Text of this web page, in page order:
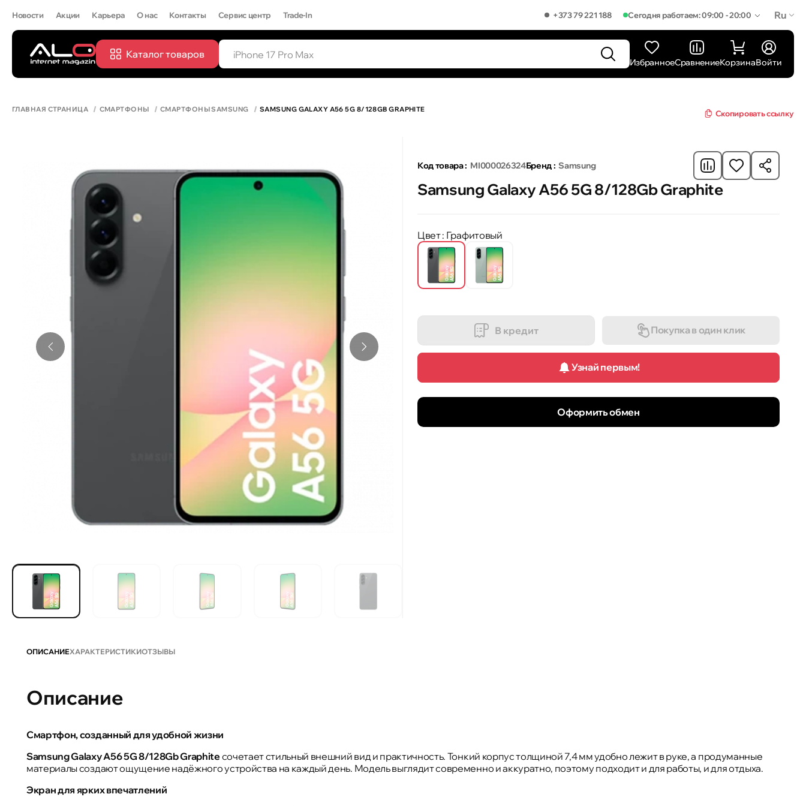
Новости Акции Карьера О нас Контакты Сервис центр Trade-In +373 79 221 188 Сегодня работаем: 09:00 - 20:00 Ru
Каталог товаров
ИзбранноеСравнениеКорзинаВойти
ГЛАВНАЯ СТРАНИЦА СМАРТФОНЫ СМАРТФОНЫ SAMSUNG SAMSUNG GALAXY A56 5G 8/128GB GRAPHITE Скопировать ссылку
НЕТ В НАЛИЧИИ
Код товара : MI000026324Бренд : Samsung
Samsung Galaxy A56 5G 8/128Gb Graphite
Цвет: Графитовый
В кредит Покупка в один клик
Узнай первым!
Оформить обмен
ОПИСАНИЕХАРАКТЕРИСТИКИОТЗЫВЫ
Описание
Смартфон, созданный для удобной жизни
Samsung Galaxy A56 5G 8/128Gb Graphite сочетает стильный внешний вид и практичность. Тонкий корпус толщиной 7,4 мм удобно лежит в руке, а продуманные
материалы создают ощущение надёжного устройства на каждый день. Модель выглядит современно и аккуратно, поэтому подходит и для работы, и для отдыха.
Экран для ярких впечатлений